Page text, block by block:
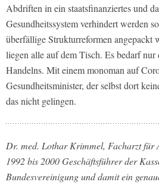
Abdriften in ein staatsfinanziertes und
Gesundheitssystem verhindert werden
überfällige Strukturreformen angepackt
liegen alle auf dem Tisch. Es bedarf nur
Handelns. Mit einem monoman auf
Gesundheitsminister, der selbst dort
das nicht gelingen.
Dr. med. Lothar Krimmel, Facharzt für
1992 bis 2000 Geschäftsführer der
Bundesvereinigung und damit ein